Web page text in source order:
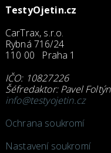
TestyOjetin.cz
CarTrax, s.r.o.
Rybná 716/24
110 00 Praha 1
IČO: 10827226
Šéfredaktor: Pavel Foltýn
info@testyojetin.cz
Ochrana soukromí
Nastavení soukromí